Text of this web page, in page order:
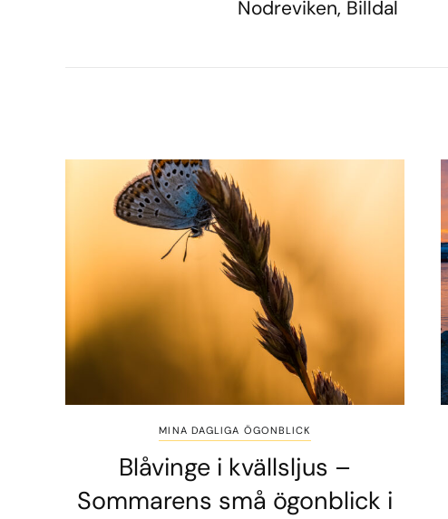
Nodreviken, Billdal
MINA DAGLIGA ÖGONBLICK
Blåvinge i kvällsljus –
Sommarens små ögonblick i